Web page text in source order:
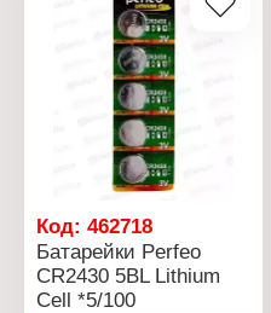
Упаковка: блистер
Код: 462718
Батарейки Perfeo
CR2430 5BL Lithium
Cell *5/100